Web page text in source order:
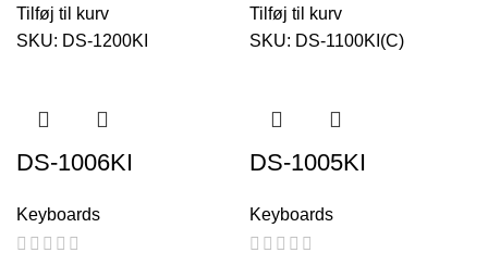
Tilføj til kurv
SKU: DS-1200KI
Tilføj til kurv
SKU: DS-1100KI(C)
DS-1006KI
Keyboards
DS-1005KI
Keyboards